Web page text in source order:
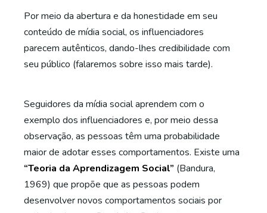
Por meio da abertura e da honestidade em seu
conteúdo de mídia social, os influenciadores
parecem autênticos, dando-lhes credibilidade com
seu público (falaremos sobre isso mais tarde).
Seguidores da mídia social aprendem com o
exemplo dos influenciadores e, por meio dessa
observação, as pessoas têm uma probabilidade
maior de adotar esses comportamentos. Existe uma
“Teoria da Aprendizagem Social” (Bandura,
1969) que propõe que as pessoas podem
desenvolver novos comportamentos sociais por